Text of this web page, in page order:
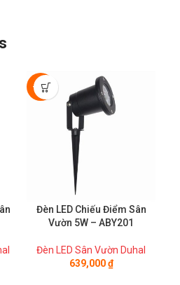
-50%
Đèn LED Chiếu Điểm Sân
Vườn 5W – ABY201
Đèn LED Sân Vườn Duhal
639,000₫